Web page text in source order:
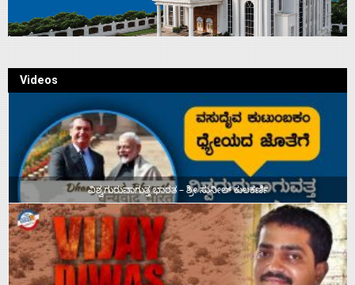
Videos
ವಿಶ್ವಗುರುವಾಗುತ್ತ ಭಾರತ – ಶ್ರೀ ಸುನೀಲ್‌ ಕುಲಕರ್ಣಿ